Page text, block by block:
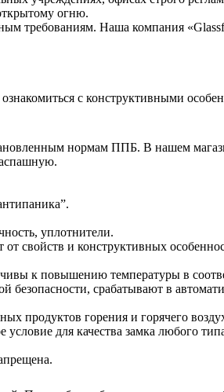
огню.
требованиям. Наша компания
с конструктивными
нормам ППБ. В нашем
уплотнители.
свойств и конструктивных
к повышению температуры в
срабатывают в
продуктов горения и горячего
для качества замка любого